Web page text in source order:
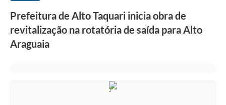
Prefeitura de Alto Taquari inicia obra de
revitalização na rotatória de saída para Alto
Araguaia